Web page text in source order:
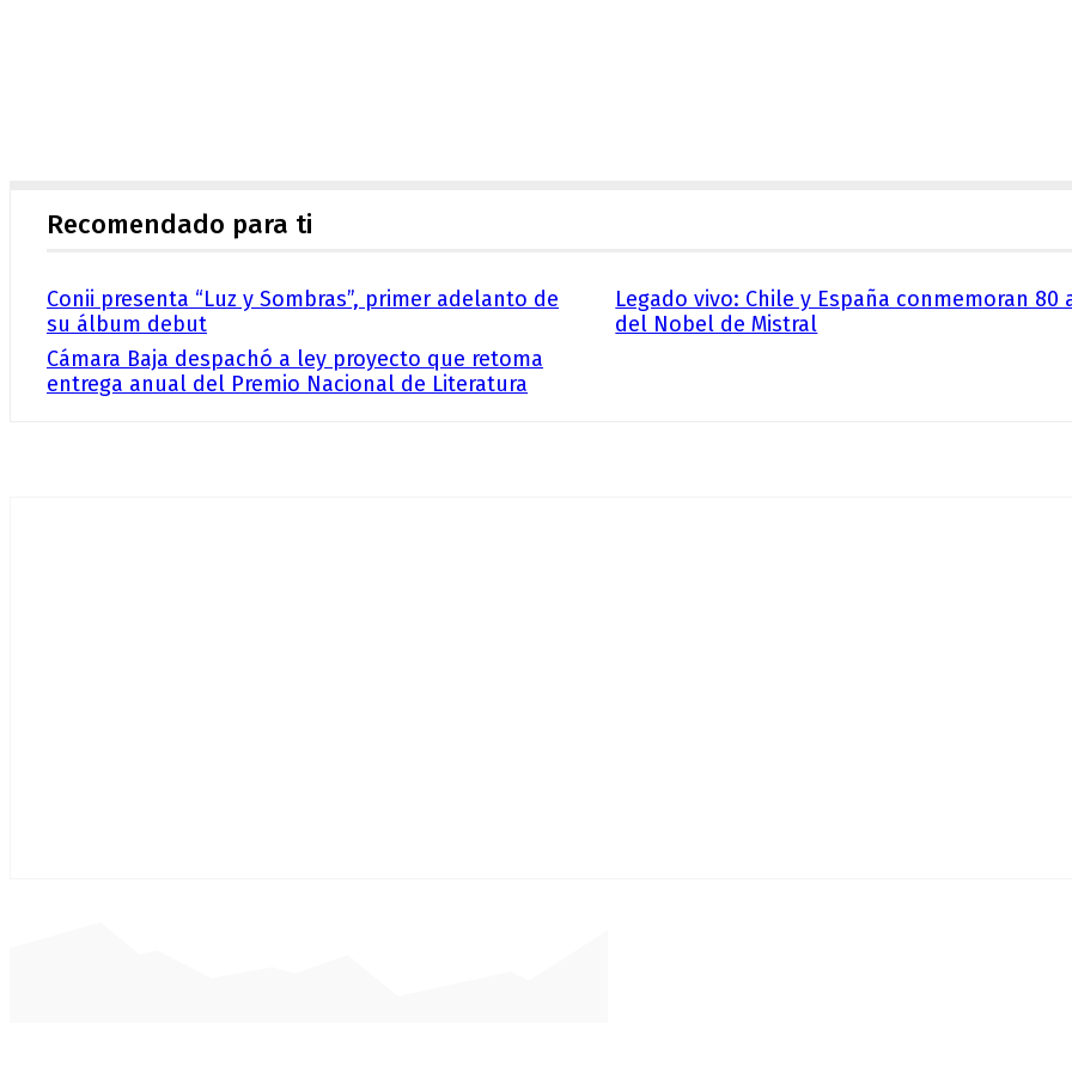
Recomendado para ti
Conii presenta “Luz y Sombras”, primer adelanto de
su álbum debut
Legado vivo: Chile y España conmemoran 80
del Nobel de Mistral
Cámara Baja despachó a ley proyecto que retoma
entrega anual del Premio Nacional de Literatura